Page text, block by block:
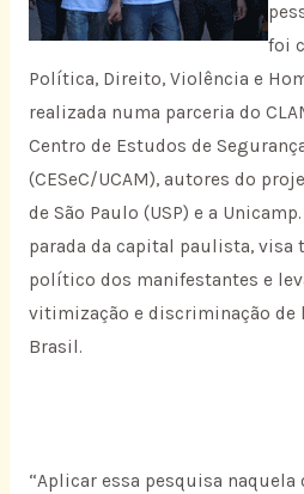
foi
Política, Direito, Violência e
realizada numa parceria do
Centro de Estudos de
(CESeC/UCAM), autores do
de São Paulo (USP) e a
parada da capital paulista, visa
político dos manifestantes e
vitimização e discriminação de
Brasil.
“Aplicar essa pesquisa naquela